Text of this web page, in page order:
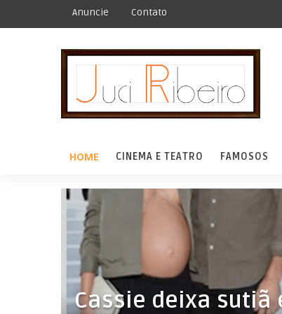
Anuncie Contato
HOME CINEMA E TEATRO FAMOSOS
Cassie deixa sutiã